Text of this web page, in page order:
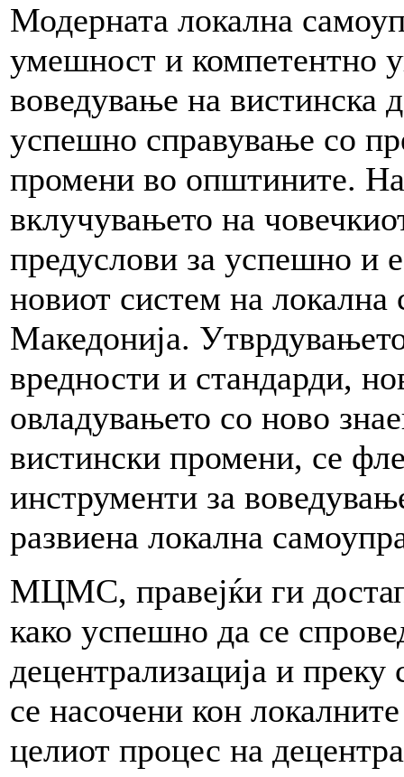
Модерната локална
умешност и компетентно
воведување на вистинска
успешно справување со
промени во општините.
вклучувањето на
предуслови за успешно и
новиот систем на локална
Македонија.
вредности и стандарди,
овладувањето со ново
вистински промени, се
инструменти за
развиена локална
МЦМС, правејќи ги
како успешно да се
децентрализација и
се насочени кон
целиот процес на